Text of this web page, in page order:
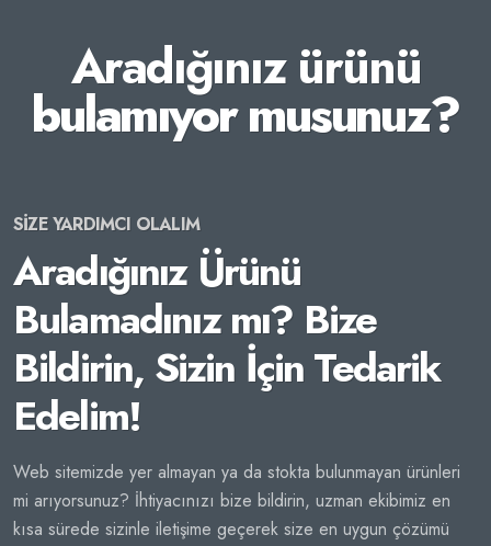
Aradığınız ürünü
bulamıyor musunuz?
SİZE YARDIMCI OLALIM
Aradığınız Ürünü
Bulamadınız mı? Bize
Bildirin, Sizin İçin Tedarik
Edelim!
Web sitemizde yer almayan ya da stokta bulunmayan ürünleri
mi arıyorsunuz? İhtiyacınızı bize bildirin, uzman ekibimiz en
kısa sürede sizinle iletişime geçerek size en uygun çözümü